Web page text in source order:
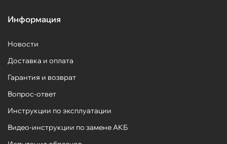
Информация
Новости
Доставка и оплата
Гарантия и возврат
Вопрос-ответ
Инструкции по эксплуатации
Видео-инструкции по замене АКБ